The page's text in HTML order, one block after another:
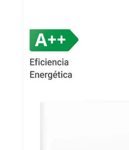
del producto